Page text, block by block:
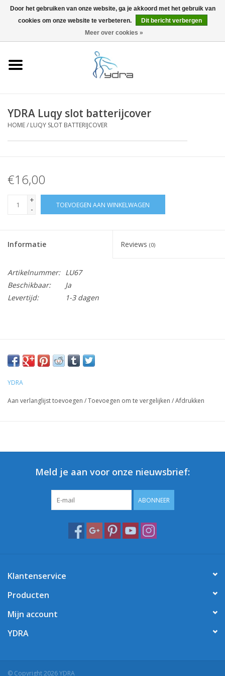
0 Artikelen - €0,00
YDRA Luqy slot batterijcover
HOME/ LUQY SLOT BATTERIJCOVER
€16,00
+
-
TOEVOEGEN AAN WINKELWAGEN
Informatie Reviews (0)
Artikelnummer: LU67
Beschikbaar:
Ja
Levertijd:
1-3 dagen
YDRA
Aan verlanglijst toevoegen /Toevoegen om te vergelijken /Afdrukken
Meld je aan voor onze nieuwsbrief:
ABONNEER
Klantenservice
Producten
Mijn account
YDRA
© Copyright 2026 YDRA
Door het gebruiken van onze website, ga je akkoord met het gebruik van
cookies om onze website te verbeteren.
Dit bericht verbergen
Meer over cookies »